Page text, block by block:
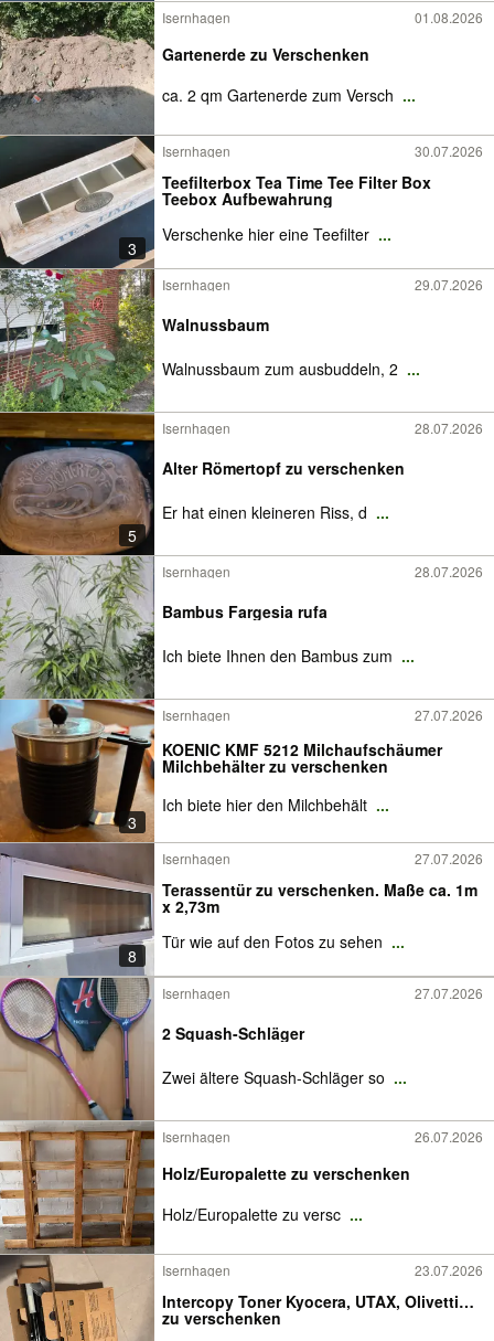
Isernhagen 01.08.2026
Gartenerde zu Verschenken
ca. 2 qm Gartenerde zum Versch ...
3
Isernhagen 30.07.2026
Teefilterbox Tea Time Tee Filter Box
Teebox Aufbewahrung
Verschenke hier eine Teefilter ...
Isernhagen 29.07.2026
Walnussbaum
Walnussbaum zum ausbuddeln, 2 ...
5
Isernhagen 28.07.2026
Alter Römertopf zu verschenken
Er hat einen kleineren Riss, d ...
Isernhagen 28.07.2026
Bambus Fargesia rufa
Ich biete Ihnen den Bambus zum ...
3
Isernhagen 27.07.2026
KOENIC KMF 5212 Milchaufschäumer
Milchbehälter zu verschenken
Ich biete hier den Milchbehält ...
8
Isernhagen 27.07.2026
Terassentür zu verschenken. Maße ca. 1m
x 2,73m
Tür wie auf den Fotos zu sehen ...
Isernhagen 27.07.2026
2 Squash-Schläger
Zwei ältere Squash-Schläger so ...
Isernhagen 26.07.2026
Holz/Europalette zu verschenken
Holz/Europalette zu versc ...
Isernhagen 23.07.2026
Intercopy Toner Kyocera, UTAX, Olivetti…
zu verschenken